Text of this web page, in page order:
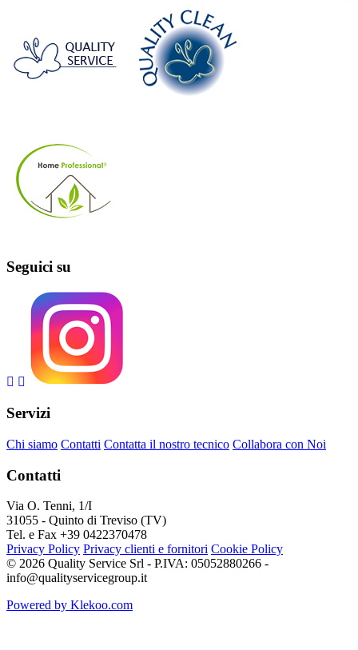
Seguici su
Servizi
Chi siamo Contatti Contatta il nostro tecnico Collabora con Noi
Contatti
Via O. Tenni, 1/I
31055 - Quinto di Treviso (TV)
Tel. e Fax +39 0422370478
Privacy Policy Privacy clienti e fornitori Cookie Policy
© 2026 Quality Service Srl - P.IVA: 05052880266 -
info@qualityservicegroup.it
Powered by Klekoo.com